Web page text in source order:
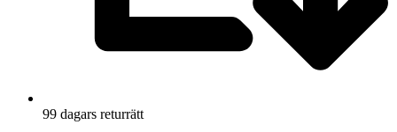
99 dagars returrätt